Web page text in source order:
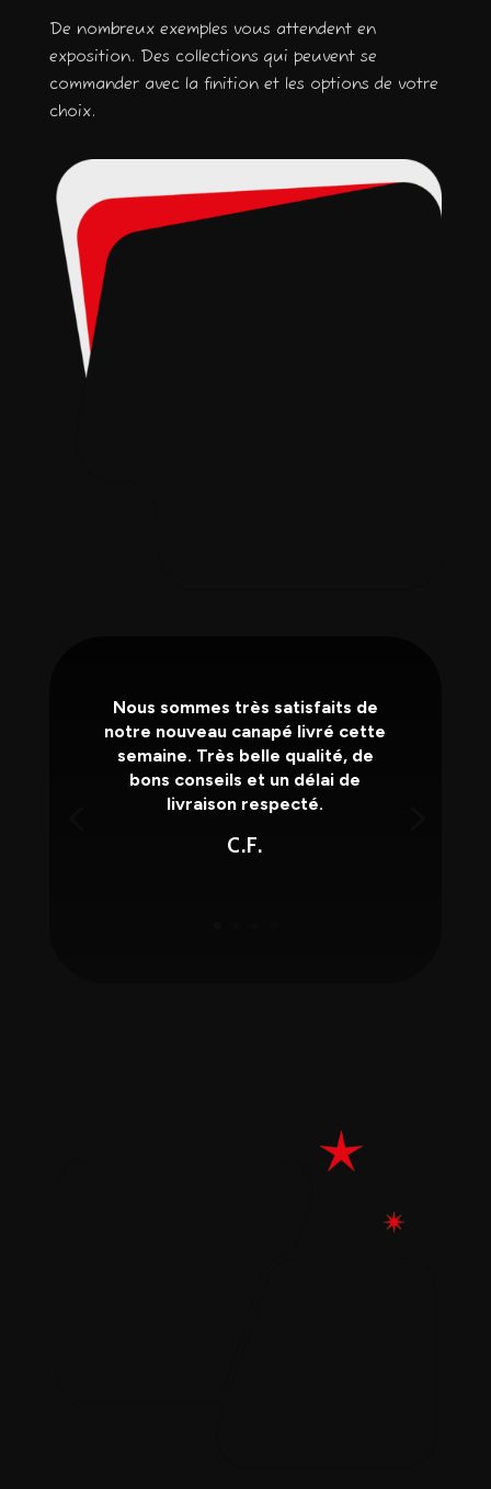
De nombreux exemples vous attendent en
exposition. Des collections qui peuvent se
commander avec la finition et les options de votre
choix.
Nous sommes très satisfaits de
notre nouveau canapé livré cette
semaine. Très belle qualité, de
bons conseils et un délai de
livraison respecté.
C.F.